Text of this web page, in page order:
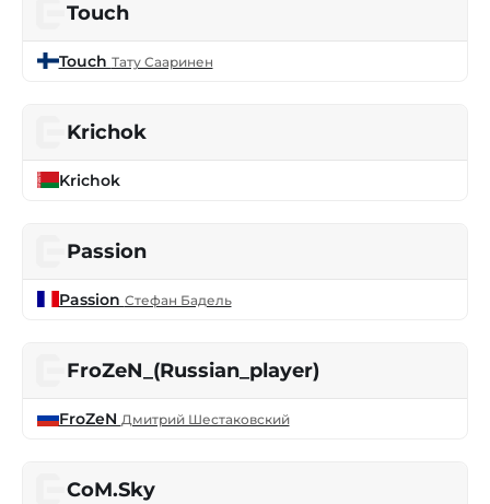
Touch
Touch Тату Сааринен
Krichok
Krichok
Passion
Passion Стефан Бадель
FroZeN_(Russian_player)
FroZeN Дмитрий Шестаковский
CoM.Sky